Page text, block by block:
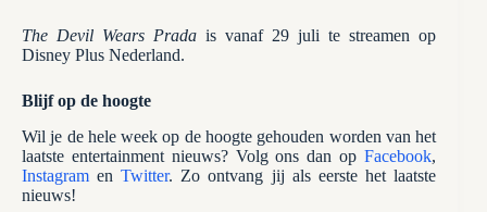
The Devil Wears Pradais vanaf 29 juli te streamen op
Disney Plus Nederland.
Blijf op de hoogte
Wil je de hele week op de hoogte gehouden worden van het
laatste entertainment nieuws? Volg ons dan opFacebook,
InstagramenTwitter. Zo ontvang jij als eerste het laatste
nieuws!